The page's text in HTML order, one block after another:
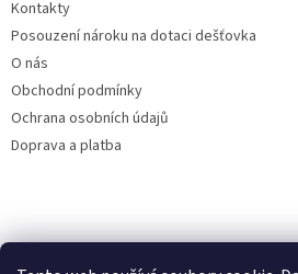
Kontakty
Posouzení nároku na dotaci dešťovka
O nás
Obchodní podmínky
Ochrana osobních údajů
Doprava a platba